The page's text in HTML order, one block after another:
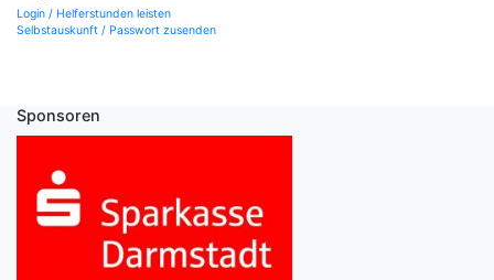
Login / Helferstunden leisten
Selbstauskunft / Passwort zusenden
Sponsoren